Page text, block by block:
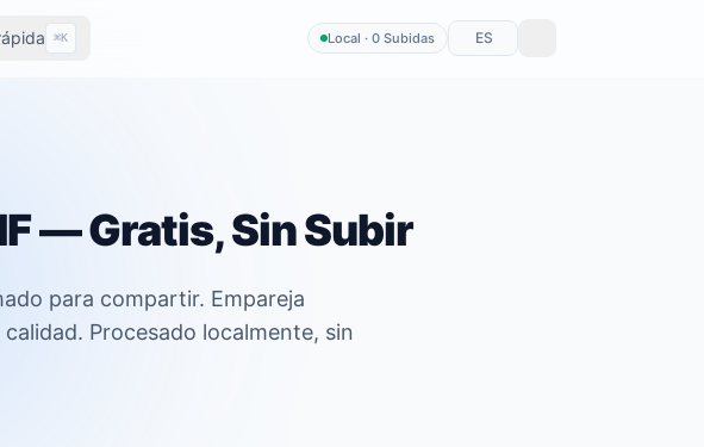
⌘K Local · 0 Subidas ES
— Gratis, Sin Subir
para compartir. Empareja
Procesado localmente, sin